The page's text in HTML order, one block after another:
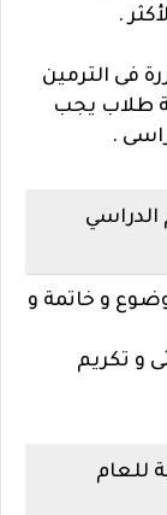
.
فى الترمين
طلاب يجب
.
الدراسي
و خاتمة و
و تكريم
للعام